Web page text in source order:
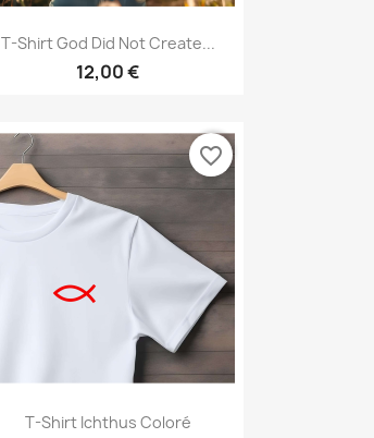
Aperçu rapide
T-Shirt God Did Not Create...
12,00 €
Aperçu rapide
T-Shirt Ichthus Coloré
favorite_border